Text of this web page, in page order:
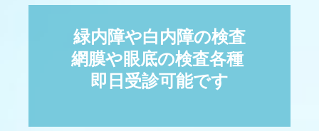
緑内障や白内障の検査
網膜や眼底の検査各種
即日受診可能です